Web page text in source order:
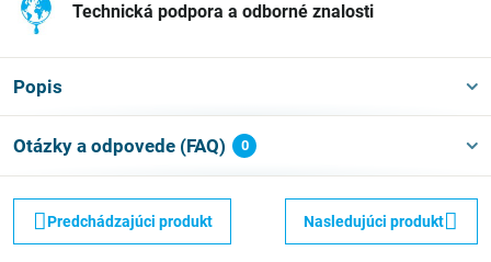
Technická podpora a odborné znalosti
Popis
Otázky a odpovede (FAQ) 0
Predchádzajúci produkt Nasledujúci produkt